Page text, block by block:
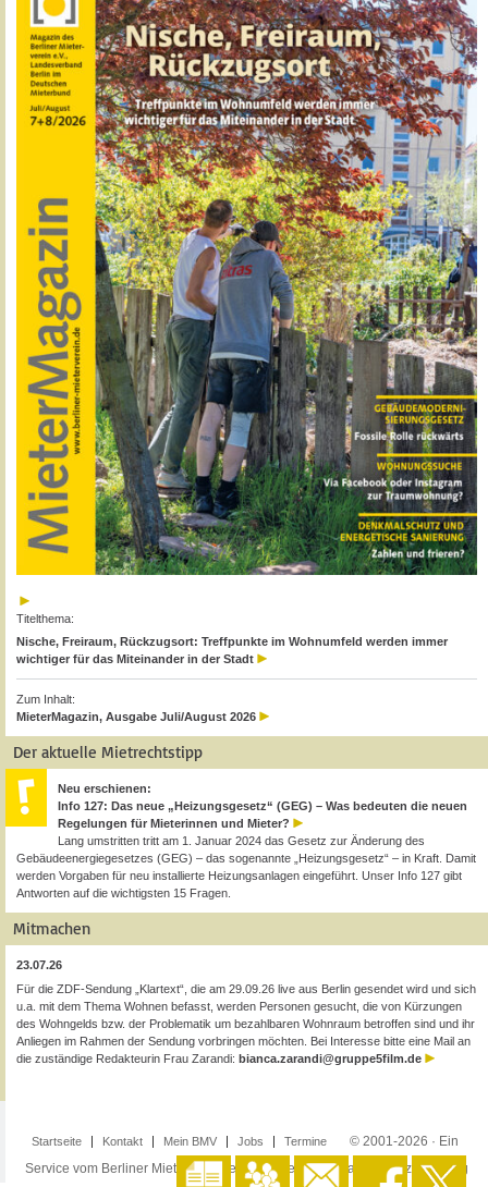
Titelthema:
Nische, Freiraum, Rückzugsort: Treffpunkte im Wohnumfeld werden immer
wichtiger für das Miteinander in der Stadt
Zum Inhalt:
MieterMagazin, Ausgabe Juli/August 2026
Der aktuelle Mietrechtstipp
Neu erschienen:
Info 127: Das neue „Heizungsgesetz“ (GEG) – Was bedeuten die neuen
Regelungen für Mieterinnen und Mieter?
Lang umstritten tritt am 1. Januar 2024 das Gesetz zur Änderung des
Gebäudeenergiegesetzes (GEG) – das sogenannte „Heizungsgesetz“ – in Kraft. Damit
werden Vorgaben für neu installierte Heizungsanlagen eingeführt. Unser Info 127 gibt
Antworten auf die wichtigsten 15 Fragen.
Mitmachen
23.07.26
Für die ZDF-Sendung „Klartext“, die am 29.09.26 live aus Berlin gesendet wird und sich
u.a. mit dem Thema Wohnen befasst, werden Personen gesucht, die von Kürzungen
des Wohngelds bzw. der Problematik um bezahlbaren Wohnraum betroffen sind und ihr
Anliegen im Rahmen der Sendung vorbringen möchten. Bei Interesse bitte eine Mail an
die zuständige Redakteurin Frau Zarandi: bianca.zarandi@gruppe5film.de
Startseite Kontakt Mein BMV Jobs Termine
© 2001-2026 · Ein
Service vom Berliner Mieterverein e.V. ·Impressum·Datenschutzerklärung